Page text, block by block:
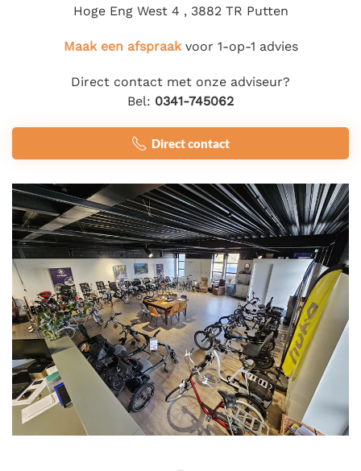
Hoge Eng West 4 , 3882 TR Putten
Maak een afspraakvoor 1-op-1 advies
Direct contact met onze adviseur?
Bel: 0341-745062
Direct contact